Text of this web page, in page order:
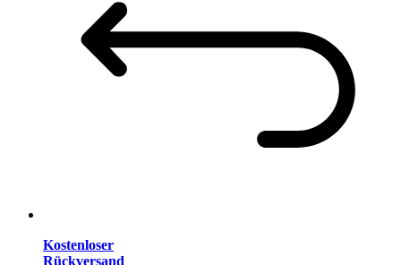
Kostenloser
Rückversand